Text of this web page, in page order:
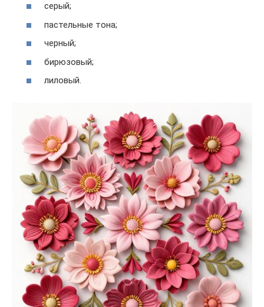
серый;
пастельные тона;
черный;
бирюзовый;
лиловый.